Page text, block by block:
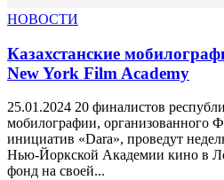
НОВОСТИ
Казахстанские
New​ York​ Film​ Academy
25.01.2024 20 финалистов
мобилографии, организованного
инициатив «Dara», проведут
Нью-Йоркской Академии кино в
фонд на своей...